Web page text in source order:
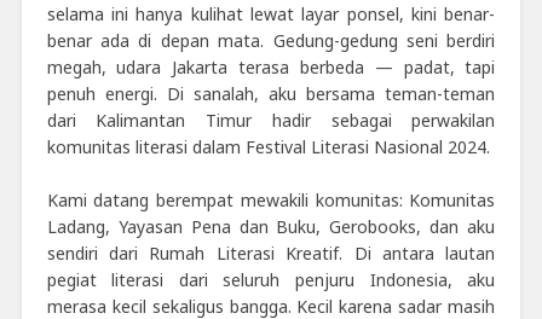
selama ini hanya kulihat lewat layar ponsel, kini benar-
benar ada di depan mata. Gedung-gedung seni berdiri
megah, udara Jakarta terasa berbeda — padat, tapi
penuh energi. Di sanalah, aku bersama teman-teman
dari Kalimantan Timur hadir sebagai perwakilan
komunitas literasi dalam Festival Literasi Nasional 2024.
Kami datang berempat mewakili komunitas: Komunitas
Ladang, Yayasan Pena dan Buku, Gerobooks, dan aku
sendiri dari Rumah Literasi Kreatif. Di antara lautan
pegiat literasi dari seluruh penjuru Indonesia, aku
merasa kecil sekaligus bangga. Kecil karena sadar masih